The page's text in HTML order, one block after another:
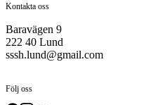
Kontakta oss
Baravägen 9
222 40 Lund
sssh.lund@gmail.com
Följ oss